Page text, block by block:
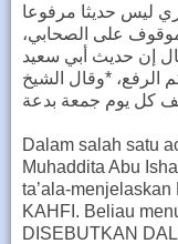
ليس حديثا مرفوعا
موقوف على الصحابي،
قال إن حديث أبي سعيد
الرفع، *وقال الشيخ
Dalam salah satu
Muhaddita Abu
ta’ala-
KAHFI. Beliau
DISEBUTKAN